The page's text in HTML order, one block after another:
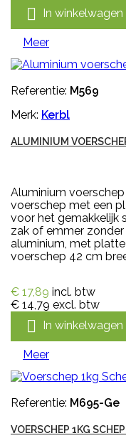
 In winkelwagen
Meer
Referentie: M569
Merk: Kerbl
ALUMINIUM
Aluminium
voerschep met een
voor het gemakkelijk
zak of emmer
aluminium, met
voerschep 42 cm
€ 17,89 incl. btw
€ 14,79 excl. btw
 In winkelwagen
Meer
Referentie: M695-Ge
VOERSCHEP 1KG